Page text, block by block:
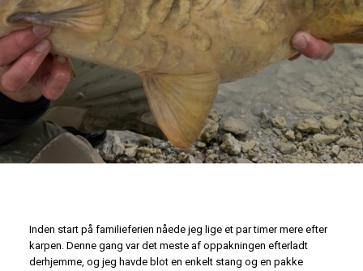
Inden start på familieferien nåede jeg lige et par timer mere efter
karpen. Denne gang var det meste af oppakningen efterladt
derhjemme, og jeg havde blot en enkelt stang og en pakke